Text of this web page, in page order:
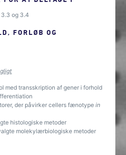
3.3 og 3.4
FORLØB OG
med transskription af gener i forhold
der påvirker cellers fænotypein
histologiske metoder
molekylærbiologiske metoder